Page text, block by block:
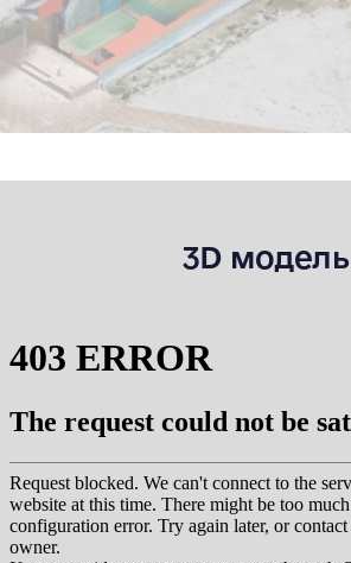
3D модель